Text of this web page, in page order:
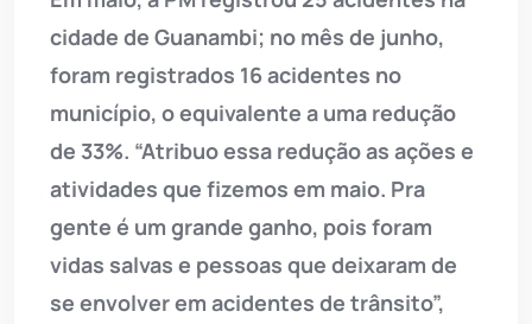
cidade de Guanambi; no mês de junho,
foram registrados 16 acidentes no
município, o equivalente a uma redução
de 33%. “Atribuo essa redução as ações e
atividades que fizemos em maio. Pra
gente é um grande ganho, pois foram
vidas salvas e pessoas que deixaram de
se envolver em acidentes de trânsito”,